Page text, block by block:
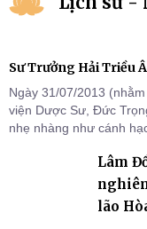
Sư Trưởng Hải Triều
Ngày 31/07/2013
viện Dược Sư, Đức
nhẹ nhàng như cánh
Lâm
lão